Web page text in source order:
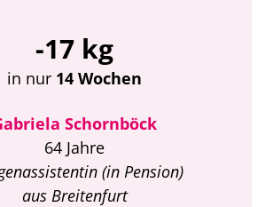
-17 kg
in nur 14 Wochen
Schornböck
64 Jahre
(in Pension)
aus Breitenfurt